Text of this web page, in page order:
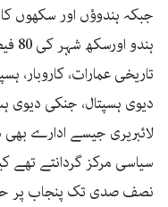
تاریخی عمارات، کاروبار،
دیوی ہسپتال، جنکی دیوی
لائبریری جیسے ادارے بھی
سیاسی مرکز گردانتے تھے
نصف صدی تک پنجاب پر